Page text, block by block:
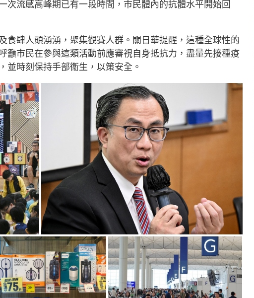
次流感高峰期已有一段時間，市民體內的抗體水平開始回
食肆人頭湧湧，聚集觀賽人群。關日華提醒，這種全球性的
籲市民在參與這類活動前應審視自身抵抗力，盡量先接種疫
並時刻保持手部衞生，以策安全。